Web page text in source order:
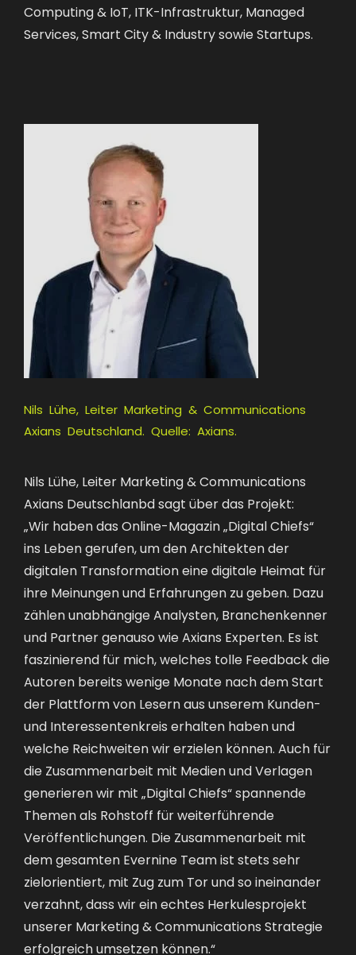
Computing & IoT, ITK-Infrastruktur, Managed
Services, Smart City & Industry sowie Startups.
Nils Lühe, Leiter Marketing & Communications
Axians Deutschland. Quelle: Axians.
Nils Lühe, Leiter Marketing & Communications
Axians Deutschlanbd sagt über das Projekt:
„Wir haben das Online-Magazin „Digital Chiefs“
ins Leben gerufen, um den Architekten der
digitalen Transformation eine digitale Heimat für
ihre Meinungen und Erfahrungen zu geben. Dazu
zählen unabhängige Analysten, Branchenkenner
und Partner genauso wie Axians Experten. Es ist
faszinierend für mich, welches tolle Feedback die
Autoren bereits wenige Monate nach dem Start
der Plattform von Lesern aus unserem Kunden-
und Interessentenkreis erhalten haben und
welche Reichweiten wir erzielen können. Auch für
die Zusammenarbeit mit Medien und Verlagen
generieren wir mit „Digital Chiefs“ spannende
Themen als Rohstoff für weiterführende
Veröffentlichungen. Die Zusammenarbeit mit
dem gesamten Evernine Team ist stets sehr
zielorientiert, mit Zug zum Tor und so ineinander
verzahnt, dass wir ein echtes Herkulesprojekt
unserer Marketing & Communications Strategie
erfolgreich umsetzen können.“